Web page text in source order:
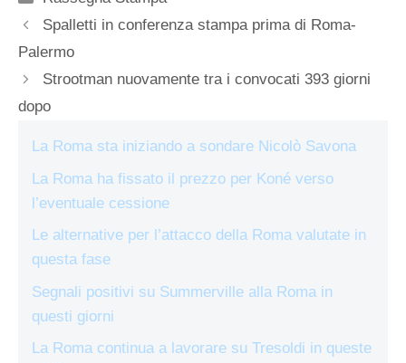
Spalletti in conferenza stampa prima di Roma-
Palermo
Strootman nuovamente tra i convocati 393 giorni
dopo
La Roma sta iniziando a sondare Nicolò Savona
La Roma ha fissato il prezzo per Koné verso
l’eventuale cessione
Le alternative per l’attacco della Roma valutate in
questa fase
Segnali positivi su Summerville alla Roma in
questi giorni
La Roma continua a lavorare su Tresoldi in queste